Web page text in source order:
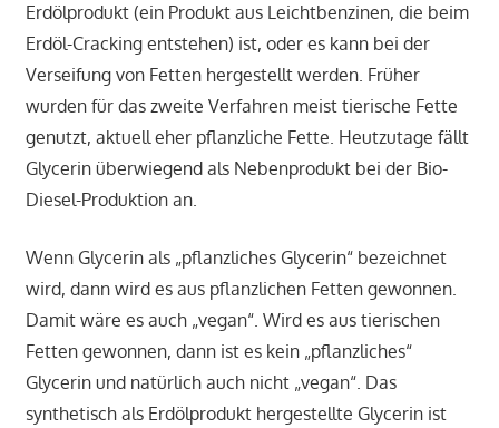
Erdölprodukt (ein Produkt aus Leichtbenzinen, die beim
Erdöl-Cracking entstehen) ist, oder es kann bei der
Verseifung von Fetten hergestellt werden. Früher
wurden für das zweite Verfahren meist tierische Fette
genutzt, aktuell eher pflanzliche Fette. Heutzutage fällt
Glycerin überwiegend als Nebenprodukt bei der Bio-
Diesel-Produktion an.
Wenn Glycerin als „pflanzliches Glycerin“ bezeichnet
wird, dann wird es aus pflanzlichen Fetten gewonnen.
Damit wäre es auch „vegan“. Wird es aus tierischen
Fetten gewonnen, dann ist es kein „pflanzliches“
Glycerin und natürlich auch nicht „vegan“. Das
synthetisch als Erdölprodukt hergestellte Glycerin ist